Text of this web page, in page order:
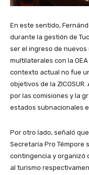
En este sentido,
durante la gestión de
ser el ingreso de nuevos
multilaterales con la
contexto actual no fue
objetivos de la
por las comisiones y la
estados subnacionales
Por otro lado, señaló
Secretaría Pro Témpore
contingencia y organizó
al turismo